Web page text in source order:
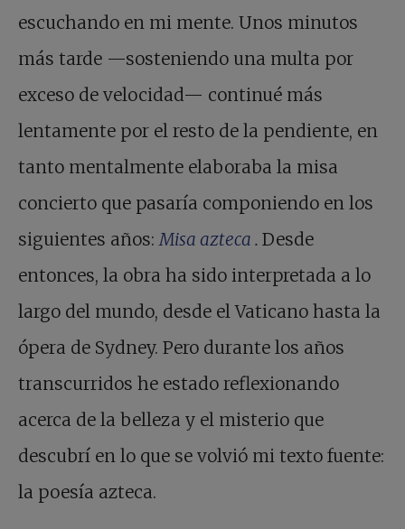
escuchando en mi mente. Unos minutos
más tarde —sosteniendo una multa por
exceso de velocidad— continué más
lentamente por el resto de la pendiente, en
tanto mentalmente elaboraba la misa
concierto que pasaría componiendo en los
siguientes años:Misa azteca . Desde
entonces, la obra ha sido interpretada a lo
largo del mundo, desde el Vaticano hasta la
ópera de Sydney. Pero durante los años
transcurridos he estado reflexionando
acerca de la belleza y el misterio que
descubrí en lo que se volvió mi texto fuente:
la poesía azteca.